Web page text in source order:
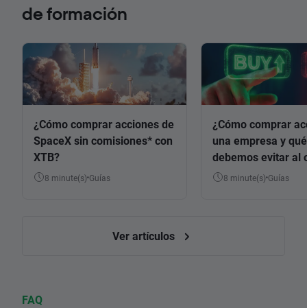
de formación
¿Cómo comprar acciones de
SpaceX sin comisiones* con
XTB?
8 minute(s) Guías
¿Cómo comprar
una empresa y
debemos evitar al
8 minute(s) Guías
Ver artículos
FAQ